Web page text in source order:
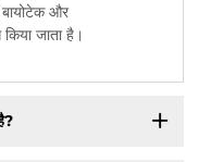
और
किया जाता है।